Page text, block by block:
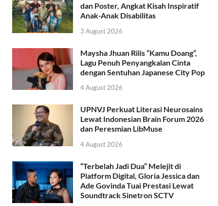
dan Poster, Angkat Kisah Inspiratif
Anak-Anak Disabilitas
3 August 2026
Maysha Jhuan Rilis “Kamu Doang”,
Lagu Penuh Penyangkalan Cinta
dengan Sentuhan Japanese City Pop
4 August 2026
UPNVJ Perkuat Literasi Neurosains
Lewat Indonesian Brain Forum 2026
dan Peresmian LibMuse
4 August 2026
“Terbelah Jadi Dua” Melejit di
Platform Digital, Gloria Jessica dan
Ade Govinda Tuai Prestasi Lewat
Soundtrack Sinetron SCTV